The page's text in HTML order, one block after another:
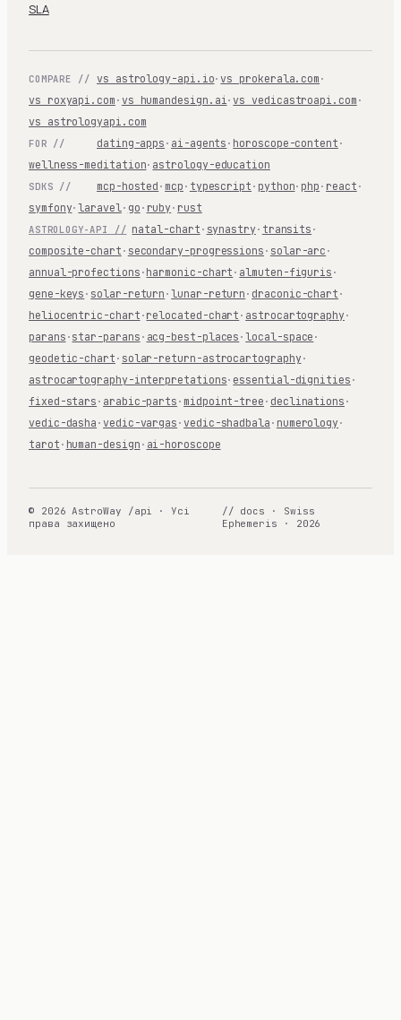
SLA
COMPARE // vs astrology-api.io·vs prokerala.com ·
vs roxyapi.com · vs humandesign.ai ·vs vedicastroapi.com ·
vs astrologyapi.com
FOR // dating-apps · ai-agents · horoscope-content ·
wellness-meditation· astrology-education
SDKS // mcp-hosted · mcp · typescript · python· php · react ·
symfony·laravel · go · ruby · rust
ASTROLOGY-API // natal-chart · synastry · transits ·
composite-chart · secondary-progressions · solar-arc ·
annual-profections · harmonic-chart · almuten-figuris ·
gene-keys · solar-return ·lunar-return · draconic-chart ·
heliocentric-chart · relocated-chart · astrocartography ·
parans · star-parans · acg-best-places ·local-space ·
geodetic-chart · solar-return-astrocartography ·
astrocartography-interpretations· essential-dignities ·
fixed-stars · arabic-parts · midpoint-tree · declinations ·
vedic-dasha ·vedic-vargas ·vedic-shadbala · numerology ·
tarot · human-design · ai-horoscope
© 2026 AstroWay /api · Усі
права захищено
// docs · Swiss
Ephemeris · 2026